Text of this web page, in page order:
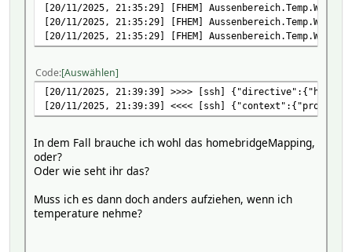
[20/11/2025, 21:35:29] [FHEM]
[20/11/2025, 21:35:29] [FHEM]
[20/11/2025, 21:35:29] [FHEM]
Code Auswählen
[20/11/2025, 21:39:39] >>>> [ssh]
[20/11/2025, 21:39:39] <<<< [ssh]
In dem Fall brauche ich wohl das homebridgeMapping,
oder?
Oder wie seht ihr das?
Muss ich es dann doch anders aufziehen, wenn ich
temperature nehme?